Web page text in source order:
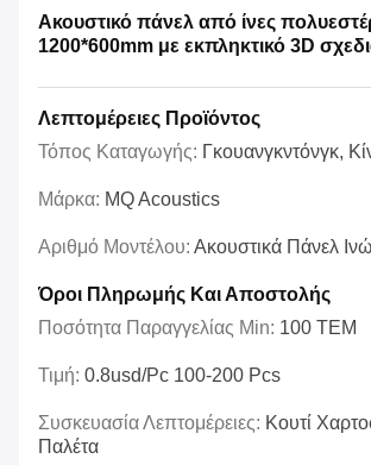
Ακουστικό πάνελ από ίνες
1200*600mm με εκπληκτικό 3D
Λεπτομέρειες Προϊόντος
Τόπος Καταγωγής: Γκουανγκντόνγκ,
Μάρκα: MQ Acoustics
Αριθμό Μοντέλου: Ακουστικά Πάνελ
Όροι Πληρωμής Και Αποστολής
Ποσότητα Παραγγελίας Min: 100 ΤΕΜ
Τιμή: 0.8usd/pc 100-200 Pcs
Συσκευασία Λεπτομέρειες: Κουτί
Παλέτα